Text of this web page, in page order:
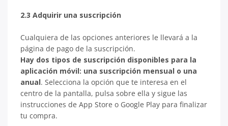
2.3 Adquirir una suscripción
Cualquiera de las opciones anteriores le llevará a la
página de pago de la suscripción.
Hay dos tipos de suscripción disponibles para la
aplicación móvil: una suscripción mensual o una
anual. Selecciona la opción que te interesa en el
centro de la pantalla, pulsa sobre ella y sigue las
instrucciones de App Store o Google Play para finalizar
tu compra.